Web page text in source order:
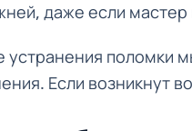
даже если
устранения
Если возникнут